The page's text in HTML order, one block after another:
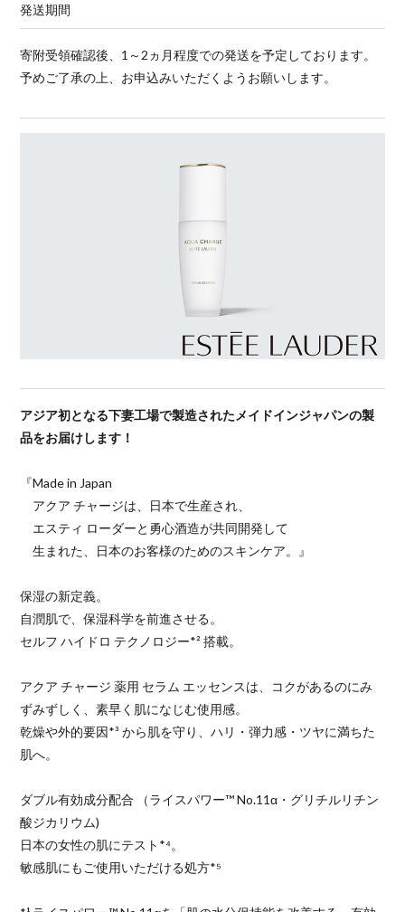
発送期間
寄附受領確認後、1～2ヵ月程度での発送を予定しております。
予めご了承の上、お申込みいただくようお願いします。
アジア初となる下妻工場で製造されたメイドインジャパンの製
品をお届けします！
『Made in Japan
アクア チャージは、日本で生産され、
エスティ ローダーと勇心酒造が共同開発して
生まれた、日本のお客様のためのスキンケア。』
保湿の新定義。​
自潤肌で、保湿科学を前進させる。​
セルフ ハイドロ テクノロジー*² 搭載。
アクア チャージ 薬用 セラム エッセンスは、コクがあるのにみ
ずみずしく、素早く肌になじむ使用感。
乾燥や外的要因*³ から肌を守り、ハリ・弾力感・ツヤに満ちた
肌へ。
ダブル有効成分配合 （ライスパワー™ No.11α・グリチルリチン
酸ジカリウム)​
日本の女性の肌にテスト*⁴。​
敏感肌にもご使用いただける処方*⁵